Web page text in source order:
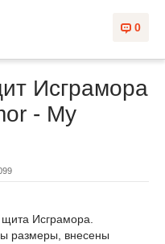
0
Исграмора
- My
Исграмора.
размеры, внесены